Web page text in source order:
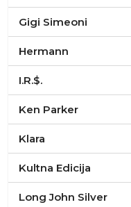
Gigi Simeoni
Hermann
I.R.$.
Ken Parker
Klara
Kultna Edicija
Long John Silver